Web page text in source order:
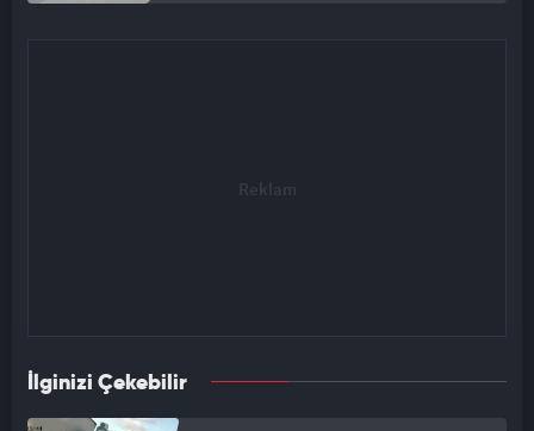
İlginizi Çekebilir